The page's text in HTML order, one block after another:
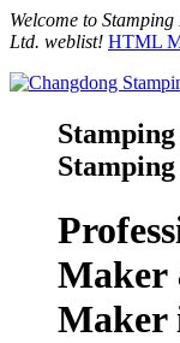
Welcome to
Ltd. weblist! HTML
Maker
Maker